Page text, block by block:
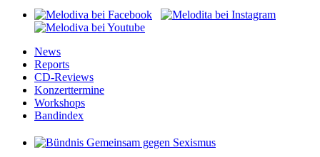
News
Reports
CD-Reviews
Konzerttermine
Workshops
Bandindex